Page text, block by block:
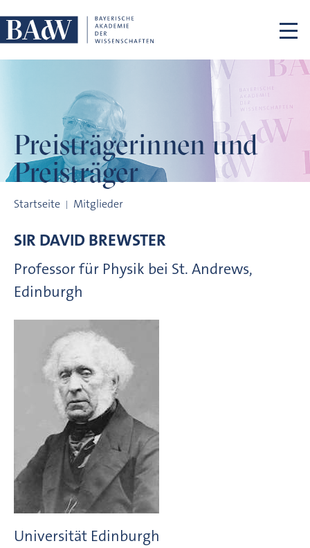
Preisträgerinnen und
Preisträger
Startseite Mitglieder
SIR DAVID BREWSTER
Professor für Physik bei St. Andrews,
Edinburgh
Universität Edinburgh